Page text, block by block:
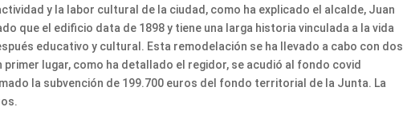
y la labor cultural de la ciudad, como ha explicado el alcalde, Juan
que el edificio data de 1898 y tiene una larga historia vinculada a la vida
educativo y cultural. Esta remodelación se ha llevado a cabo con dos
lugar, como ha detallado el regidor, se acudió al fondo covid
la subvención de 199.700 euros del fondo territorial de la Junta. La